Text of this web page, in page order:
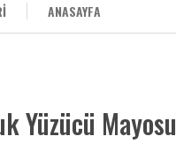
ANASAYFA
Yüzücü Mayosu